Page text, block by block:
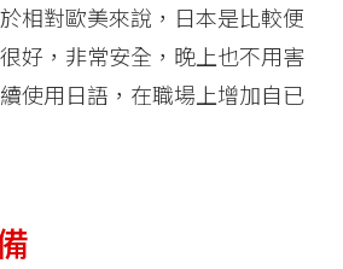
相對歐美來說，日本是比較便
好，非常安全，晚上也不用害
使用日語，在職場上增加自已